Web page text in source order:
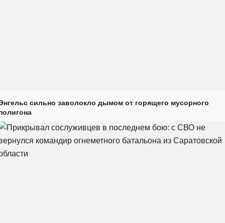
сильно заволокло дымом от горящего мусорного